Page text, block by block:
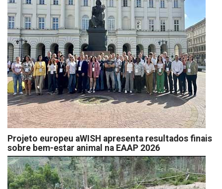
Projeto europeu aWISH apresenta resultados finais
sobre bem-estar animal na EAAP 2026